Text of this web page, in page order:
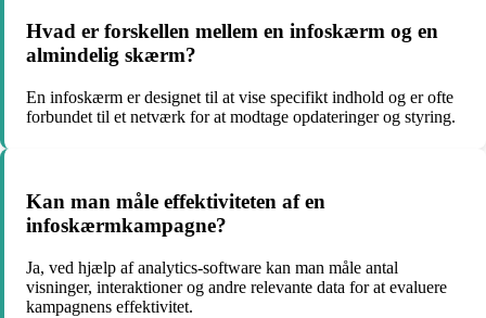
Hvad er forskellen mellem en infoskærm og en
almindelig skærm?
En infoskærm er designet til at vise specifikt indhold og er ofte
forbundet til et netværk for at modtage opdateringer og styring.
Kan man måle effektiviteten af en
infoskærmkampagne?
Ja, ved hjælp af analytics-software kan man måle antal
visninger, interaktioner og andre relevante data for at evaluere
kampagnens effektivitet.